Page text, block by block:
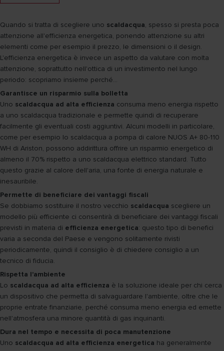
Quando si tratta di scegliere uno scaldacqua, spesso si presta poca
attenzione all'efficienza energetica, ponendo attenzione su altri
elementi come per esempio il prezzo, le dimensioni o il design.
L'efficienza energetica è invece un aspetto da valutare con molta
attenzione, soprattutto nell'ottica di un investimento nel lungo
periodo: scopriamo insieme perché…
Garantisce un risparmio sulla bolletta
Uno scaldacqua ad alta efficienza consuma meno energia rispetto
a uno scaldacqua tradizionale e permette quindi di recuperare
facilmente gli eventuali costi aggiuntivi. Alcuni modelli in particolare,
come per esempio lo scaldacqua a pompa di calore NUOS A+ 80-110
WH di Ariston, possono addirittura offrire un risparmio energetico di
almeno il 70% rispetto a uno scaldacqua elettrico standard. Tutto
questo grazie al calore dell'aria, una fonte di energia naturale e
inesauribile.
Permette di beneficiare dei vantaggi fiscali
Se dobbiamo sostituire il nostro vecchio scaldacqua scegliere un
modello più efficiente ci consentirà di beneficiare dei vantaggi fiscali
previsti in materia di efficienza energetica: questo tipo di benefici
varia a seconda del Paese e vengono solitamente rivisti
periodicamente, quindi il consiglio è di chiedere consiglio a un
tecnico di fiducia.
Rispetta l'ambiente
Lo scaldacqua ad alta efficienza è la soluzione ideale per chi cerca
un dispositivo che permetta di salvaguardare l'ambiente, oltre che le
proprie entrate finanziarie, perché consuma meno energia ed emette
nell'atmosfera una minore quantità di gas inquinanti.
Dura nel tempo e necessita di poca manutenzione
Uno scaldacqua ad alta efficienza energetica ha generalmente